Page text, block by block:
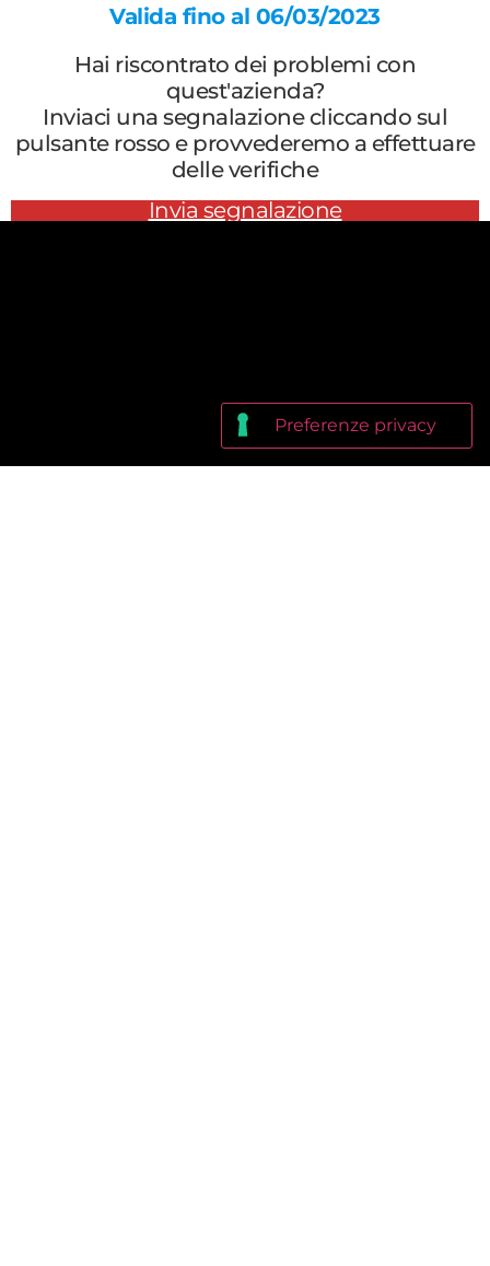
Valida fino al 06/03/2023
Hai riscontrato dei problemi con
quest'azienda?
Inviaci una segnalazione cliccando sul
pulsante rosso e provvederemo a effettuare
delle verifiche
Invia segnalazione